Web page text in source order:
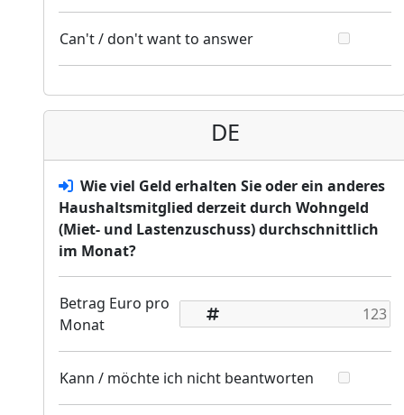
Can't / don't want to answer
DE
Wie viel Geld erhalten Sie oder ein anderes
Haushaltsmitglied derzeit durch Wohngeld
(Miet- und Lastenzuschuss) durchschnittlich
im Monat?
Betrag Euro pro
Monat
Kann / möchte ich nicht beantworten